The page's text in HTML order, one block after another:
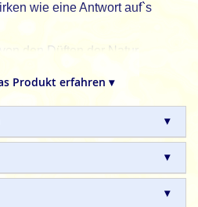
wie eine Antwort auf`s
den Düften der Natur
genießen zu können.
Zutaten wurde mit viel
dass es zu einer neuen
genießen. Dieser Duft schafft
Ausgeglichenheit und fördert
Produkt erfahren ▾